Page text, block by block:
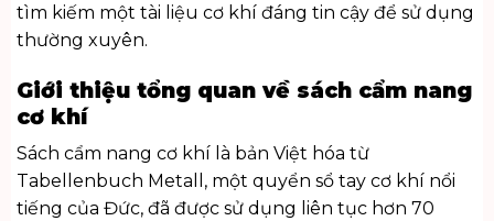
tìm kiếm một tài liệu cơ khí đáng tin cậy để sử dụng
thường xuyên.
Giới thiệu tổng quan về sách cẩm nang
cơ khí
Sách cẩm nang cơ khí là bản Việt hóa từ
Tabellenbuch Metall, một quyển sổ tay cơ khí nổi
tiếng của Đức, đã được sử dụng liên tục hơn 70